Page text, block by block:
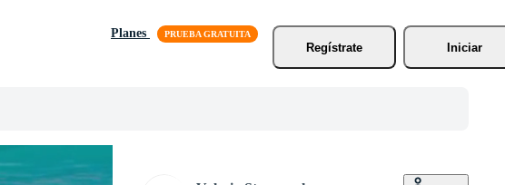
Planes
Regístrate
Iniciar